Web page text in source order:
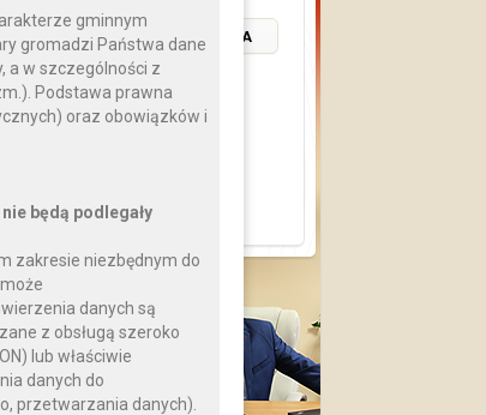
POZOSTAŁE WYDARZENIA
Pytanie
do Wójta
gminnym
gromadzi Państwa dane
a w szczególności z
Podstawa prawna
oraz obowiązków i
będą podlegały
zakresie niezbędnym do
danych są
z obsługą szeroko
lub właściwie
danych do
przetwarzania danych).